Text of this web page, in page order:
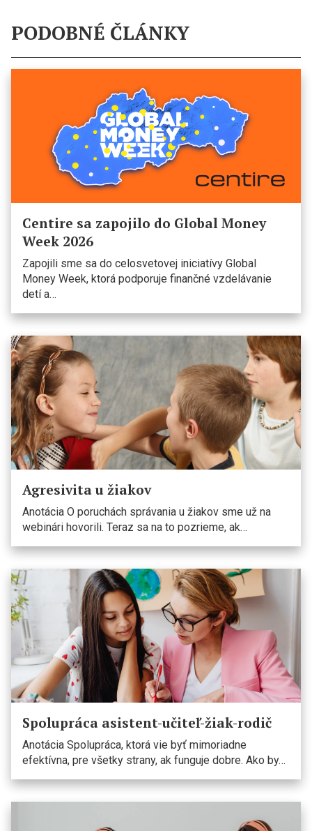
PODOBNÉ ČLÁNKY
Centire sa zapojilo do Global Money
Week 2026
Zapojili sme sa do celosvetovej iniciatívy Global
Money Week, ktorá podporuje finančné vzdelávanie
detí a…
Agresivita u žiakov
Anotácia O poruchách správania u žiakov sme už na
webinári hovorili. Teraz sa na to pozrieme, ak…
Spolupráca asistent-učiteľ-žiak-rodič
Anotácia Spolupráca, ktorá vie byť mimoriadne
efektívna, pre všetky strany, ak funguje dobre. Ako by…